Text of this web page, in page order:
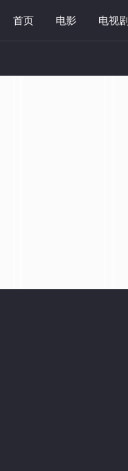
首页 电影 电视剧